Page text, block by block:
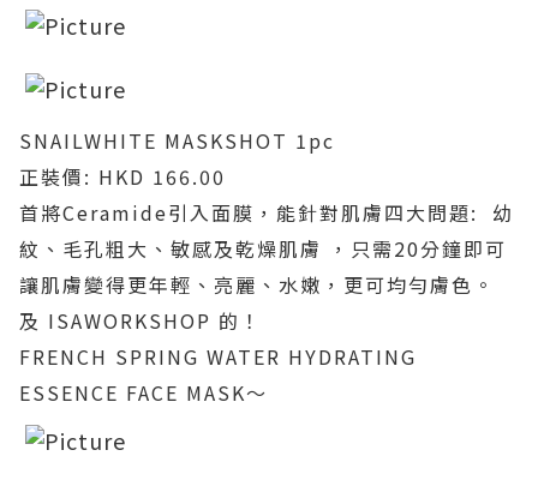
SNAILWHITE MASKSHOT 1pc
正裝價: HKD 166.00
首將Ceramide引入面膜，能針對肌膚四大問題: 幼
紋、毛孔粗大、敏感及乾燥肌膚 ，只需20分鐘即可
讓肌膚變得更年輕、亮麗、水嫩，更可均勻膚色。
及 ISAWORKSHOP 的！
FRENCH SPRING WATER HYDRATING
ESSENCE FACE MASK～